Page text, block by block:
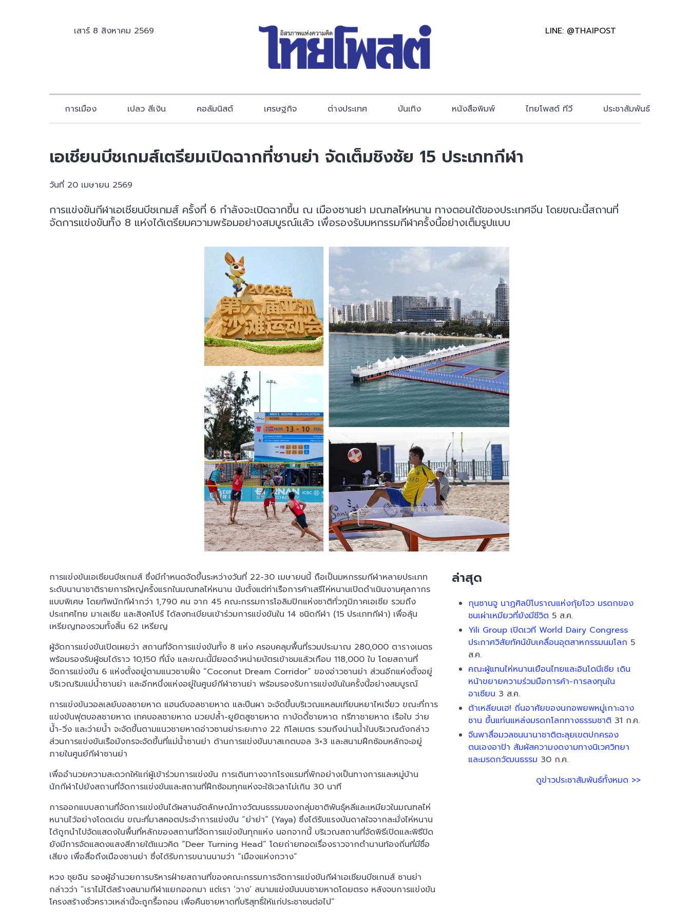
เสาร์ 8 สิงหาคม 2569 LINE: @THAIPOST
การเมือง เปลว สีเงิน คอลัมนิสต์ เศรษฐกิจ ต่างประเทศ บันเทิง หนังสือพิมพ์ ไทยโพสต์ ทีวี ประชาสัมพันธ์
เอเชียนบีชเกมส์เตรียมเปิดฉากที่ซานย่า จัดเต็มชิงชัย 15 ประเภทกีฬา
วันที่ 20 เมษายน 2569
การแข่งขันกีฬาเอเชียนบีชเกมส์ ครั้งที่ 6 กำลังจะเปิดฉากขึ้น ณ เมืองซานย่า มณฑลไห่หนาน ทางตอนใต้ของประเทศจีน โดยขณะนี้สถานที่
จัดการแข่งขันทั้ง 8 แห่งได้เตรียมความพร้อมอย่างสมบูรณ์แล้ว เพื่อรองรับมหกรรมกีฬาครั้งนี้อย่างเต็มรูปแบบ
การแข่งขันเอเชียนบีชเกมส์ ซึ่งมีกำหนดจัดขึ้นระหว่างวันที่ 22-30 เมษายนนี้ ถือเป็นมหกรรมกีฬาหลายประเภท
ระดับนานาชาติรายการใหญ่ครั้งแรกในมณฑลไห่หนาน นับตั้งแต่ท่าเรือการค้าเสรีไห่หนานเปิดดำเนินงานศุลกากร
แบบพิเศษ โดยทัพนักกีฬากว่า 1,790 คน จาก 45 คณะกรรมการโอลิมปิกแห่งชาติทั่วภูมิภาคเอเชีย รวมถึง
ประเทศไทย มาเลเซีย และสิงคโปร์ ได้ลงทะเบียนเข้าร่วมการแข่งขันใน 14 ชนิดกีฬา (15 ประเภทกีฬา) เพื่อลุ้น
เหรียญทองรวมทั้งสิ้น 62 เหรียญ
ผู้จัดการแข่งขันเปิดเผยว่า สถานที่จัดการแข่งขันทั้ง 8 แห่ง ครอบคลุมพื้นที่รวมประมาณ 280,000 ตารางเมตร
พร้อมรองรับผู้ชมได้ราว 10,150 ที่นั่ง และขณะนี้มียอดจำหน่ายบัตรเข้าชมแล้วเกือบ 118,000 ใบ โดยสถานที่
จัดการแข่งขัน 6 แห่งตั้งอยู่ตามแนวชายฝั่ง “Coconut Dream Corridor” ของอ่าวซานย่า ส่วนอีกแห่งตั้งอยู่
บริเวณริมแม่น้ำซานย่า และอีกหนึ่งแห่งอยู่ในศูนย์กีฬาซานย่า พร้อมรองรับการแข่งขันในครั้งนี้อย่างสมบูรณ์
การแข่งขันวอลเลย์บอลชายหาด แฮนด์บอลชายหาด และปีนผา จะจัดขึ้นบริเวณแหลมเทียนหยาไหเจี่ยว ขณะที่การ
แข่งขันฟุตบอลชายหาด เทคบอลชายหาด มวยปล้ำ-ยูยิตสูชายหาด กาบัดดี้ชายหาด กรีฑาชายหาด เรือใบ ว่าย
น้ำ-วิ่ง และว่ายน้ำ จะจัดขึ้นตามแนวชายหาดอ่าวซานย่าระยะทาง 22 กิโลเมตร รวมถึงน่านน้ำในบริเวณดังกล่าว
ส่วนการแข่งขันเรือมังกรจะจัดขึ้นที่แม่น้ำซานย่า ด้านการแข่งขันบาสเกตบอล 3×3 และสนามฝึกซ้อมหลักจะอยู่
ภายในศูนย์กีฬาซานย่า
เพื่ออำนวยความสะดวกให้แก่ผู้เข้าร่วมการแข่งขัน การเดินทางจากโรงแรมที่พักอย่างเป็นทางการและหมู่บ้าน
นักกีฬาไปยังสถานที่จัดการแข่งขันและสถานที่ฝึกซ้อมทุกแห่งจะใช้เวลาไม่เกิน 30 นาที
การออกแบบสถานที่จัดการแข่งขันได้ผสานอัตลักษณ์ทางวัฒนธรรมของกลุ่มชาติพันธุ์หลีและเหมียวในมณฑลไห่
หนานไว้อย่างโดดเด่น ขณะที่มาสคอตประจำการแข่งขัน “ย่าย่า” (Yaya) ซึ่งได้รับแรงบันดาลใจจากละมั่งไห่หนาน
ได้ถูกนำไปจัดแสดงในพื้นที่หลักของสถานที่จัดการแข่งขันทุกแห่ง นอกจากนี้ บริเวณสถานที่จัดพิธีเปิดและพิธีปิด
ยังมีการจัดแสดงแสงสีภายใต้แนวคิด “Deer Turning Head” โดยถ่ายทอดเรื่องราวจากตำนานท้องถิ่นที่มีชื่อ
เสียง เพื่อสื่อถึงเมืองซานย่า ซึ่งได้รับการขนานนามว่า “เมืองแห่งกวาง”
หวง ชุยฉิน รองผู้อำนวยการบริหารฝ่ายสถานที่ของคณะกรรมการจัดการแข่งขันกีฬาเอเชียนบีชเกมส์ ซานย่า
กล่าวว่า “เราไม่ได้สร้างสนามกีฬาแยกออกมา แต่เรา ‘วาง’ สนามแข่งขันบนชายหาดโดยตรง หลังจบการแข่งขัน
โครงสร้างชั่วคราวเหล่านี้จะถูกรื้อถอน เพื่อคืนชายหาดที่บริสุทธิ์ให้แก่ประชาชนต่อไป”
ล่าสุด
กุนซานจู นาฏศิลป์โบราณแห่งกุ้ยโจว มรดกของ
ชนเผ่าเหมียวที่ยังมีชีวิต 5 ส.ค.
Yili Group เปิดเวที World Dairy Congress
ประกาศวิสัยทัศน์ขับเคลื่อนอุตสาหกรรมนมโลก 5
ส.ค.
คณะผู้แทนไห่หนานเยือนไทยและอินโดนีเซีย เดิน
หน้าขยายความร่วมมือการค้า-การลงทุนใน
อาเซียน 3 ส.ค.
ต้าเหลียนเฮ! ถิ่นอาศัยของนกอพยพหมู่เกาะฉาง
ซาน ขึ้นแท่นแหล่งมรดกโลกทางธรรมชาติ 31 ก.ค.
จีนพาสื่อมวลชนนานาชาติตะลุยเขตปกครอง
ตนเองอาป้า สัมผัสความงดงามทางนิเวศวิทยา
และมรดกวัฒนธรรม 30 ก.ค.
ดูข่าวประชาสัมพันธ์ทั้งหมด >>